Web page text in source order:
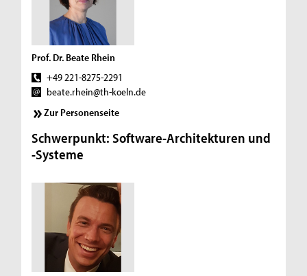
Prof. Dr. Beate Rhein
+49 221-8275-2291
beate.rhein@th-koeln.de
Zur Personenseite
Schwerpunkt: Software-Architekturen und
-Systeme